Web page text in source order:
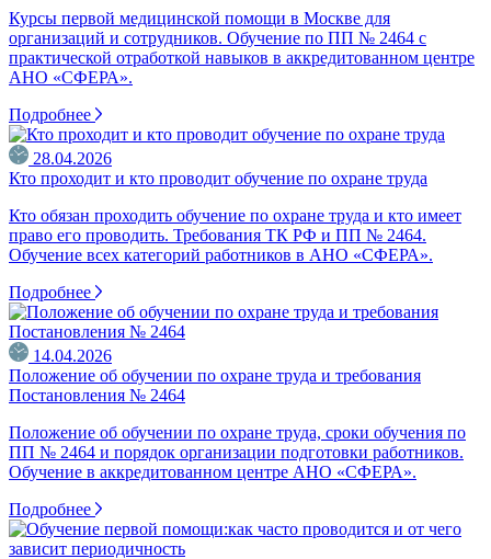
Курсы первой медицинской помощи в Москве для
организаций и сотрудников. Обучение по ПП № 2464 с
практической отработкой навыков в аккредитованном центре
АНО «СФЕРА».
Подробнее
28.04.2026
Кто проходит и кто проводит обучение по охране труда
Кто обязан проходить обучение по охране труда и кто имеет
право его проводить. Требования ТК РФ и ПП № 2464.
Обучение всех категорий работников в АНО «СФЕРА».
Подробнее
14.04.2026
Положение об обучении по охране труда и требования
Постановления № 2464
Положение об обучении по охране труда, сроки обучения по
ПП № 2464 и порядок организации подготовки работников.
Обучение в аккредитованном центре АНО «СФЕРА».
Подробнее